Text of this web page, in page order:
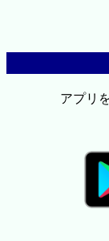
アプリ